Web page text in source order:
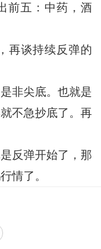
前五：中药，酒
再谈持续反弹的
非尖底。也就是
不急抄底了。再
反弹开始了，那
情了。